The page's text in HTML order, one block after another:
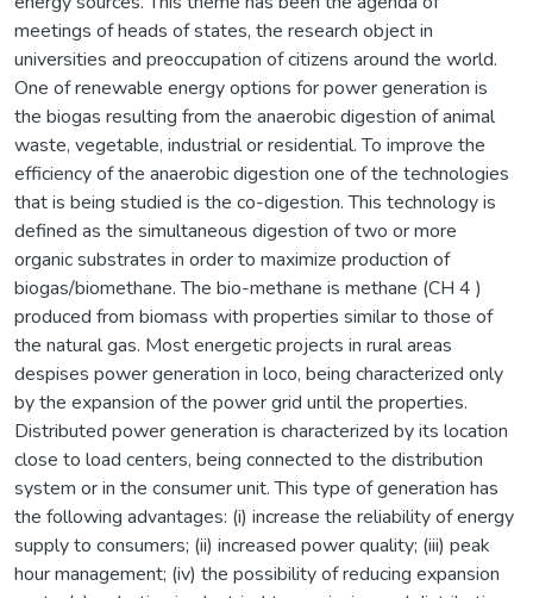
meetings of heads of states, the research object in
universities and preoccupation of citizens around the world.
One of renewable energy options for power generation is
the biogas resulting from the anaerobic digestion of animal
waste, vegetable, industrial or residential. To improve the
efficiency of the anaerobic digestion one of the technologies
that is being studied is the co-digestion. This technology is
defined as the simultaneous digestion of two or more
organic substrates in order to maximize production of
biogas/biomethane. The bio-methane is methane (CH 4 )
produced from biomass with properties similar to those of
the natural gas. Most energetic projects in rural areas
despises power generation in loco, being characterized only
by the expansion of the power grid until the properties.
Distributed power generation is characterized by its location
close to load centers, being connected to the distribution
system or in the consumer unit. This type of generation has
the following advantages: (i) increase the reliability of energy
supply to consumers; (ii) increased power quality; (iii) peak
hour management; (iv) the possibility of reducing expansion